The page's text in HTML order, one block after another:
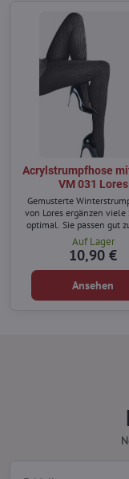
Acrylstrumpfhose
VM 031 Lores
Gemusterte
von Lores ergänzen
optimal. Sie passen gut
eleganten Kleid, einem
und langen Stiefeln, und
sportlichen Variante – zu
einer Daunenjacke
Wanderschuhen.
Auf Lager
10,90 €
Ansehen